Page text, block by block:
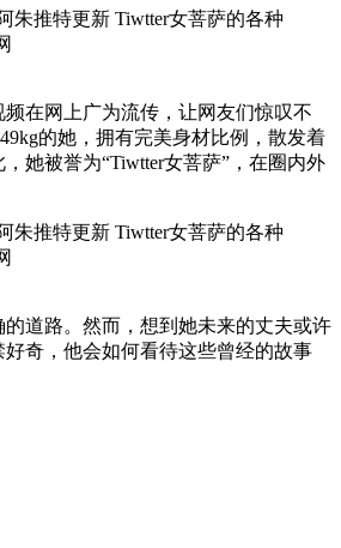
在网上广为流传，让网友们惊叹不
的她，拥有完美身材比例，散发着
她被誉为“Tiwtter女菩萨”，在圈内外
道路。然而，想到她未来的丈夫或许
奇，他会如何看待这些曾经的故事